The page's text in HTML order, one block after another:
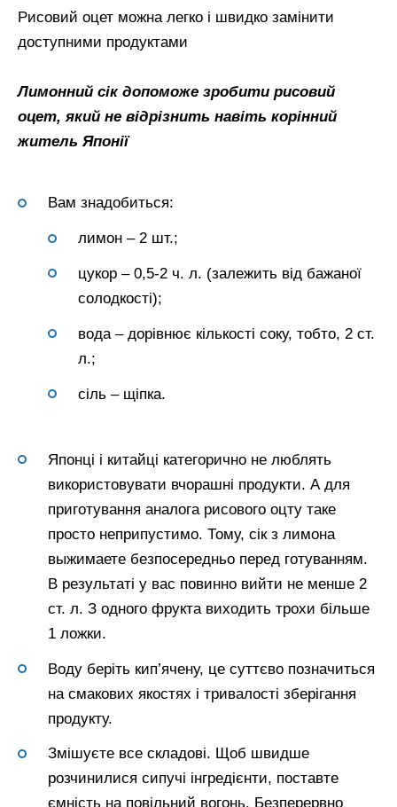
Рисовий оцет можна легко і швидко замінити
доступними продуктами
Лимонний сік допоможе зробити рисовий
оцет, який не відрізнить навіть корінний
житель Японії
Вам знадобиться:
лимон – 2 шт.;
цукор – 0,5-2 ч. л. (залежить від бажаної
солодкості);
вода – дорівнює кількості соку, тобто, 2 ст.
л.;
сіль – щіпка.
Японці і китайці категорично не люблять
використовувати вчорашні продукти. А для
приготування аналога рисового оцту таке
просто неприпустимо. Тому, сік з лимона
выжимаете безпосередньо перед готуванням.
В результаті у вас повинно вийти не менше 2
ст. л. З одного фрукта виходить трохи більше
1 ложки.
Воду беріть кип’ячену, це суттєво позначиться
на смакових якостях і тривалості зберігання
продукту.
Змішуєте все складові. Щоб швидше
розчинилися сипучі інгредієнти, поставте
ємність на повільний вогонь. Безперервно